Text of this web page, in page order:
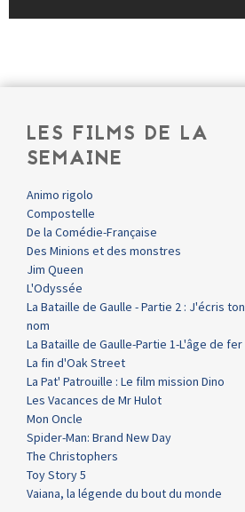
LES FILMS DE LA
SEMAINE
Animo rigolo
Compostelle
De la Comédie-Française
Des Minions et des monstres
Jim Queen
L'Odyssée
La Bataille de Gaulle - Partie 2 : J'écris ton
nom
La Bataille de Gaulle-Partie 1-L'âge de fer
La fin d'Oak Street
La Pat' Patrouille : Le film mission Dino
Les Vacances de Mr Hulot
Mon Oncle
Spider-Man: Brand New Day
The Christophers
Toy Story 5
Vaiana, la légende du bout du monde